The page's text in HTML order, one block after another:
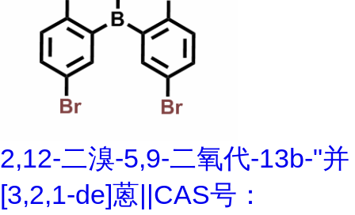
2,12-二溴-5,9-二氧代-13b-"并
[3,2,1-de]蒽||CAS号：